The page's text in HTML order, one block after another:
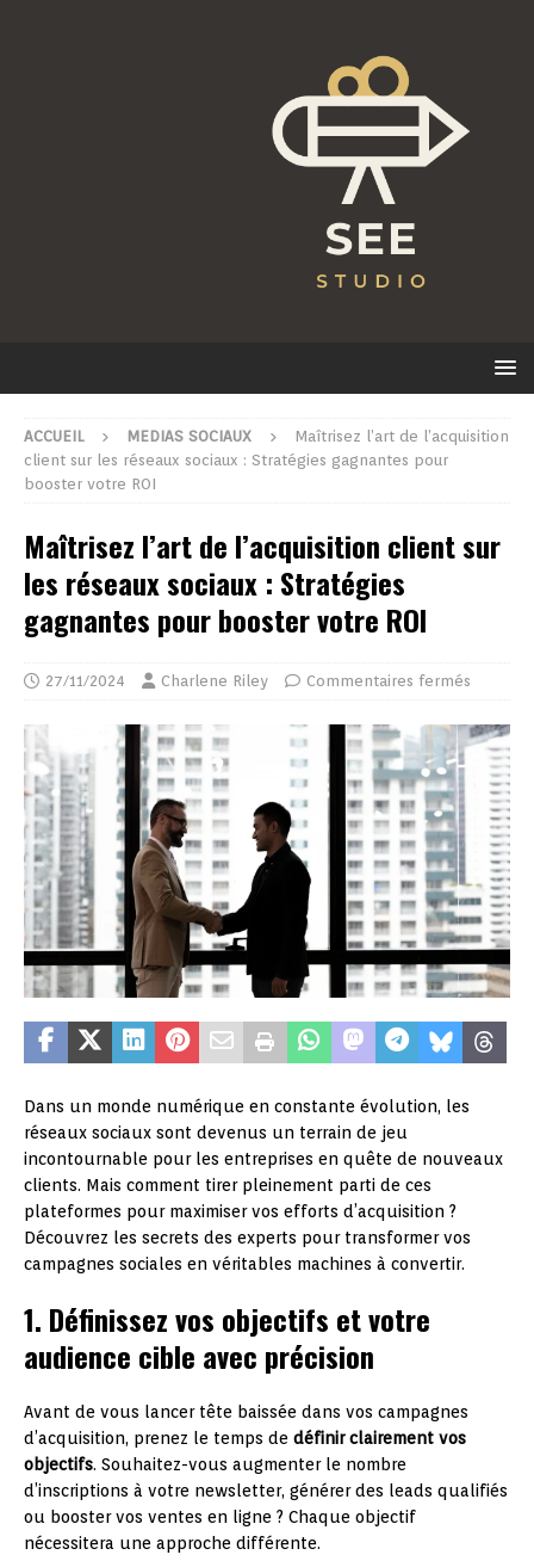
ACCUEIL MEDIAS SOCIAUX
Maîtrisez l’art de l’acquisition
client sur les réseaux sociaux : Stratégies gagnantes pour
booster votre ROI
Maîtrisez l’art de l’acquisition client sur
les réseaux sociaux : Stratégies
gagnantes pour booster votre ROI
27/11/2024 Charlene Riley Commentaires fermés
Dans un monde numérique en constante évolution, les
réseaux sociaux sont devenus un terrain de jeu
incontournable pour les entreprises en quête de nouveaux
clients. Mais comment tirer pleinement parti de ces
plateformes pour maximiser vos efforts d’acquisition ?
Découvrez les secrets des experts pour transformer vos
campagnes sociales en véritables machines à convertir.
1. Définissez vos objectifs et votre
audience cible avec précision
Avant de vous lancer tête baissée dans vos campagnes
d’acquisition, prenez le temps de définir clairement vos
objectifs. Souhaitez-vous augmenter le nombre
d’inscriptions à votre newsletter, générer des leads qualifiés
ou booster vos ventes en ligne ? Chaque objectif
nécessitera une approche différente.